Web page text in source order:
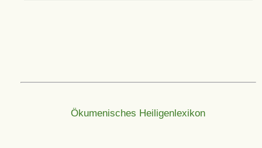
Ökumenisches Heiligenlexikon